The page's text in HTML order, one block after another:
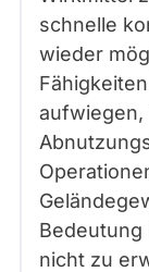
schnelle
wieder
aufwiegen,
Bedeutung
nicht zu